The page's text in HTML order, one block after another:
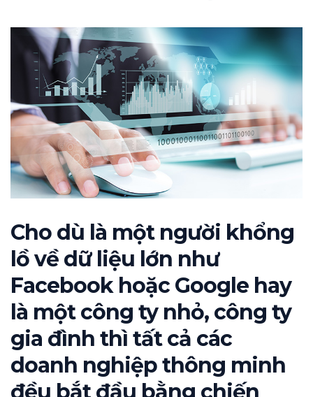
Cho dù là một người khổng
lồ về dữ liệu lớn như
Facebook hoặc Google hay
là một công ty nhỏ, công ty
gia đình thì tất cả các
doanh nghiệp thông minh
đều bắt đầu bằng chiến